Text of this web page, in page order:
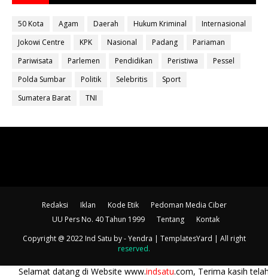
50 Kota Agam Daerah Hukum Kriminal
Internasional
Jokowi Centre
KPK Nasional Padang
Pariaman
Pariwisata
Parlemen Pendidikan Peristiwa
Pessel
Polda Sumbar
Politik Selebritis
Sport
Sumatera Barat
TNI
Redaksi Iklan Kode Etik
Pedoman Media Ciber
UU Pers No. 40 Tahun 1999
Tentang
Kontak
Copyright @ 2022 Ind Satu by - Yendra | TemplatesYard | All right
reserved.
di Website www.indsatu.com, Terima kasih telah berkunjung..